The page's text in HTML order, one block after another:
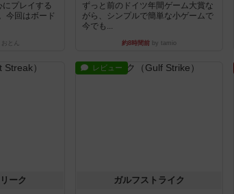
プレイする
今回はボード
とん
ずっと前のドイツ年間ゲーム大賞な
がら、シンプルで簡単な小ゲームで
今でも...
約8時間前 by tamio
ーク
レビュー
ガルフストライク